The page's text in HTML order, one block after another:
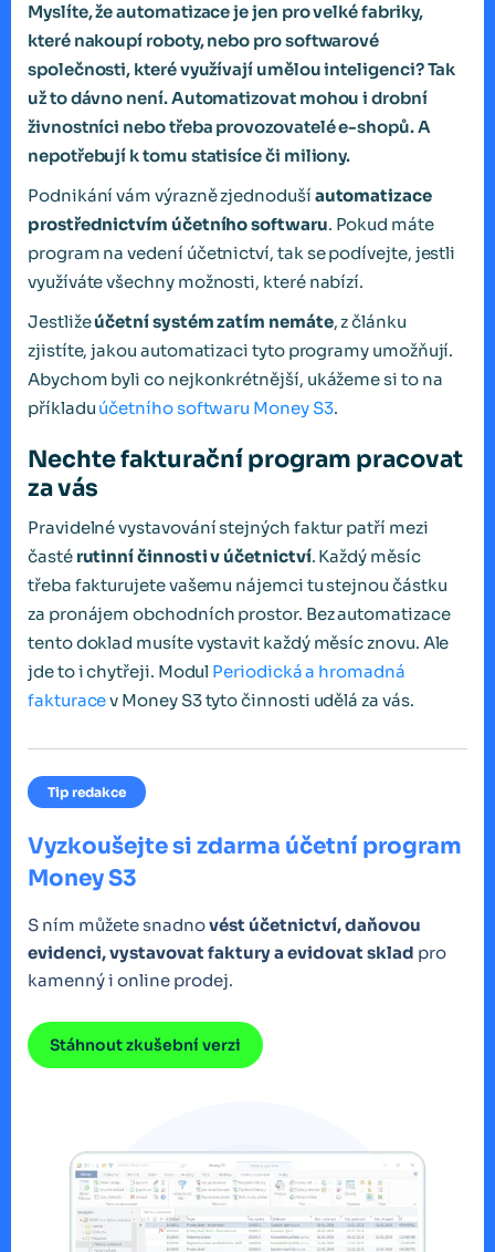
Myslíte, že automatizace je jen pro velké fabriky,
které nakoupí roboty, nebo pro softwarové
společnosti, které využívají umělou inteligenci? Tak
už to dávno není. Automatizovat mohou i drobní
živnostníci nebo třeba provozovatelé e-shopů. A
nepotřebují k tomu statisíce či miliony.
Podnikání vám výrazně zjednoduší automatizace
prostřednictvím účetního softwaru. Pokud máte
program na vedení účetnictví, tak se podívejte, jestli
využíváte všechny možnosti, které nabízí.
Jestližeúčetní systém zatím nemáte, z článku
zjistíte, jakou automatizaci tyto programy umožňují.
Abychom byli co nejkonkrétnější, ukážeme si to na
příkladu účetního softwaru Money S3.
Nechte fakturační program pracovat
za vás
Pravidelné vystavování stejných faktur patří mezi
časté rutinní činnosti v účetnictví. Každý měsíc
třeba fakturujete vašemu nájemci tu stejnou částku
za pronájem obchodních prostor. Bez automatizace
tento doklad musíte vystavit každý měsíc znovu. Ale
jde to i chytřeji. Modul Periodická a hromadná
fakturacev Money S3 tyto činnosti udělá za vás.
Tip redakce
Vyzkoušejte si zdarma účetní program
Money S3
S ním můžete snadnovést účetnictví, daňovou
evidenci, vystavovat faktury a evidovat sklad pro
kamenný i online prodej.
Stáhnout zkušební verzi